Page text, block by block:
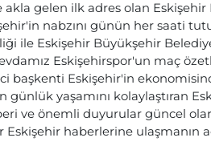
gelen ilk adres olan Eskişehir
nabzını günün her saati
ile Eskişehir Büyükşehir
Eskişehirspor'un maç
başkenti Eskişehir'in
yaşamını kolaylaştıran
ve önemli duyurular güncel
Eskişehir haberlerine ulaşmanın